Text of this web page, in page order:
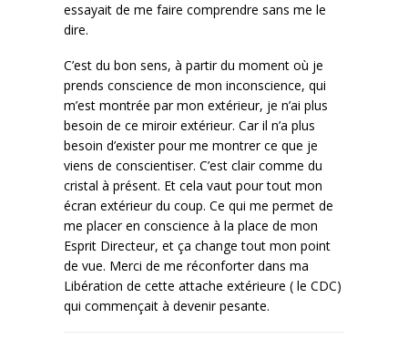
essayait de me faire comprendre sans me le
dire.
C’est du bon sens, à partir du moment où je
prends conscience de mon inconscience, qui
m’est montrée par mon extérieur, je n’ai plus
besoin de ce miroir extérieur. Car il n’a plus
besoin d’exister pour me montrer ce que je
viens de conscientiser. C’est clair comme du
cristal à présent. Et cela vaut pour tout mon
écran extérieur du coup. Ce qui me permet de
me placer en conscience à la place de mon
Esprit Directeur, et ça change tout mon point
de vue. Merci de me réconforter dans ma
Libération de cette attache extérieure ( le CDC)
qui commençait à devenir pesante.